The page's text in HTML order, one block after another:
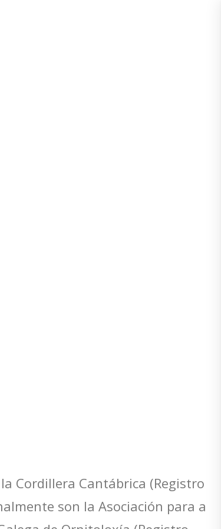
Cordillera Cantábrica (Registro
son la Asociación para a